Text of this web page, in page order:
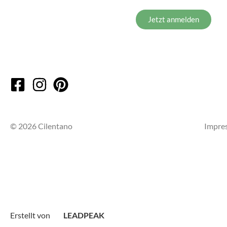
Jetzt anmelden
© 2026 Cilentano
Erstellt von LEADPEAK